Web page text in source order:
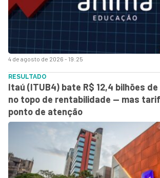
4 de agosto de 2026 - 19:25
RESULTADO
Itaú (ITUB4) bate R$ 12,4 bilhões
no topo de rentabilidade — mas
ponto de atenção